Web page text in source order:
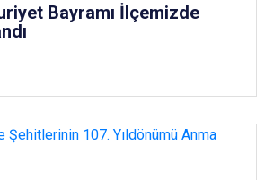
Bayramı İlçemizde